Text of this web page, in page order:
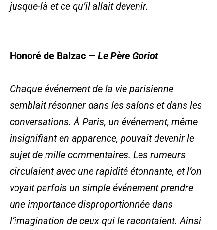
jusque-là et ce qu’il allait devenir.
Honoré de Balzac — Le Père Goriot
Chaque événement de la vie parisienne
semblait résonner dans les salons et dans les
conversations. À Paris, un événement, même
insignifiant en apparence, pouvait devenir le
sujet de mille commentaires. Les rumeurs
circulaient avec une rapidité étonnante, et l’on
voyait parfois un simple événement prendre
une importance disproportionnée dans
l’imagination de ceux qui le racontaient. Ainsi